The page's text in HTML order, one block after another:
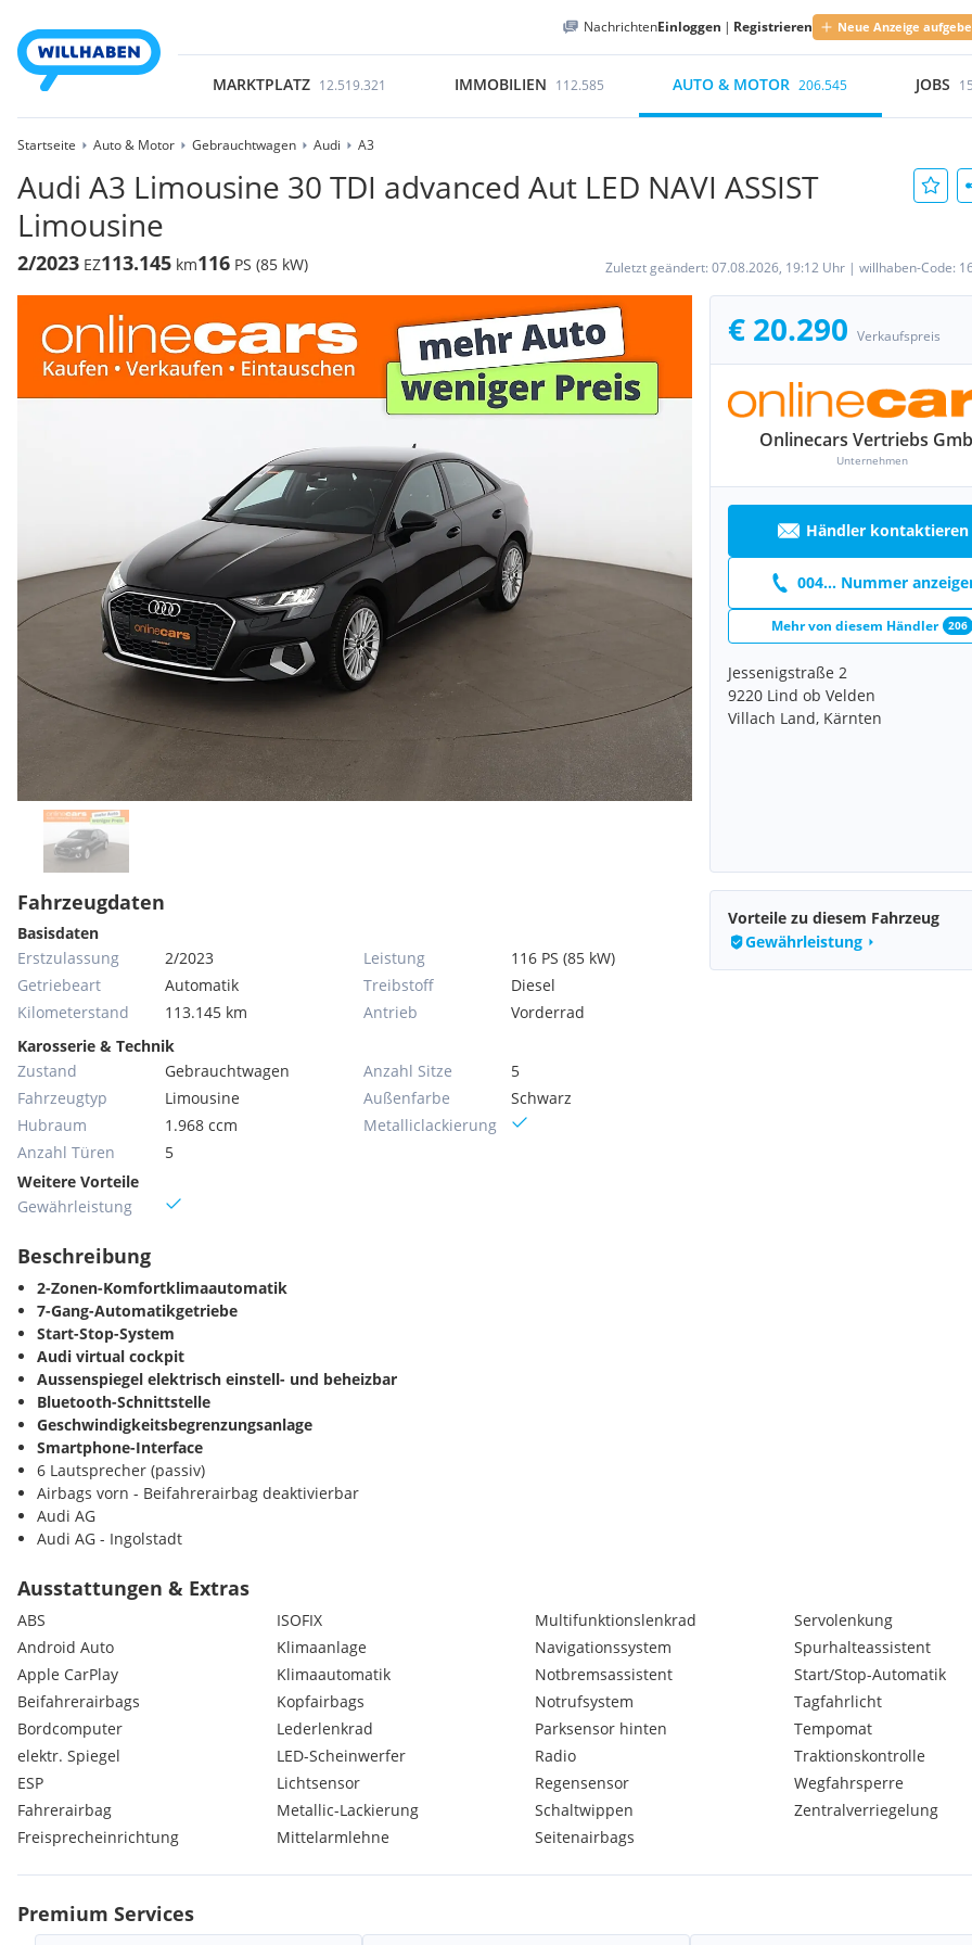
NachrichtenEinloggen | Registrieren Neue Anzeige
MARKTPLATZ 12.519.321 IMMOBILIEN 112.585 AUTO & MOTOR 206.545 JOBS
Startseite Auto & Motor Gebrauchtwagen Audi A3
Audi A3 Limousine 30 TDI advanced Aut LED NAVI ASSIST
Limousine
2/2023 EZ113.145 km116 PS (85 kW) Zuletzt geändert: 07.08.2026, 19:12 Uhr | willhaben-Code:
€ 20.290 Verkaufspreis
Onlinecars Vertriebs
Unternehmen
Händler kontaktieren
004... Nummer
Mehr von diesem Händler 206
Jessenigstraße 2
9220 Lind ob Velden
Villach Land, Kärnten
Fahrzeugdaten
Basisdaten
Erstzulassung
2/2023
Getriebeart
Automatik
Kilometerstand
113.145 km
Leistung
116 PS (85 kW)
Treibstoff
Diesel
Antrieb
Vorderrad
Karosserie & Technik
Zustand
Gebrauchtwagen
Fahrzeugtyp
Limousine
Hubraum
1.968 ccm
Anzahl Türen
5
Anzahl Sitze
5
Außenfarbe
Schwarz
Metallic­lackierung
Weitere Vorteile
Gewährleistung
Beschreibung
2-Zonen-Komfortklimaautomatik
7-Gang-Automatikgetriebe
Start-Stop-System
Audi virtual cockpit
Aussenspiegel elektrisch einstell- und beheizbar
Bluetooth-Schnittstelle
Geschwindigkeitsbegrenzungsanlage
Smartphone-Interface
6 Lautsprecher (passiv)
Airbags vorn - Beifahrerairbag deaktivierbar
Audi AG
Audi AG - Ingolstadt
Audi connect Notruf & Service mit Audi connect Remote & Control
Audi pre sense front
Bordwerkzeug und Wagenheber
Dieselmotor
Digitaler Radioempfang
Doppelton-Signalhorn
Drehstromgenerator 140 A
Dämpfung vorn
Elektrische Luftzusatzheizung
Elektromechanische Parkbremse
Elektromechanische Servolenkung
Erhöh.der Serienkraftstofferstbefüllung
Fusshebelwerk Standard
Geschwindigkeitsregelanlage mit Vorbereitung adaptiver Geschwindigkeitsassistent
I-Size und Top Tether für die äusseren Fondsitze
Vorteile zu diesem Fahrzeug
Gewährleistung
Ausstattungen & Extras
ABS
Android Auto
Apple CarPlay
Beifahrerairbags
Bordcomputer
elektr. Spiegel
ESP
Fahrerairbag
Freisprecheinrichtung
ISOFIX
Klimaanlage
Klimaautomatik
Kopfairbags
Lederlenkrad
LED-Scheinwerfer
Lichtsensor
Metallic-Lackierung
Mittelarmlehne
Multifunktionslenkrad
Navigationssystem
Notbremsassistent
Notrufsystem
Parksensor hinten
Radio
Regensensor
Schaltwippen
Seitenairbags
Servolenkung
Spurhalteassistent
Start/Stop-Automatik
Tagfahrlicht
Tempomat
Traktionskontrolle
Wegfahrsperre
Zentralverriegelung
Premium Services